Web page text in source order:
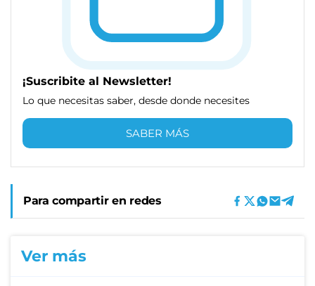
¡Suscribite al Newsletter!
Lo que necesitas saber, desde donde necesites
SABER MÁS
Para compartir en redes
Ver más